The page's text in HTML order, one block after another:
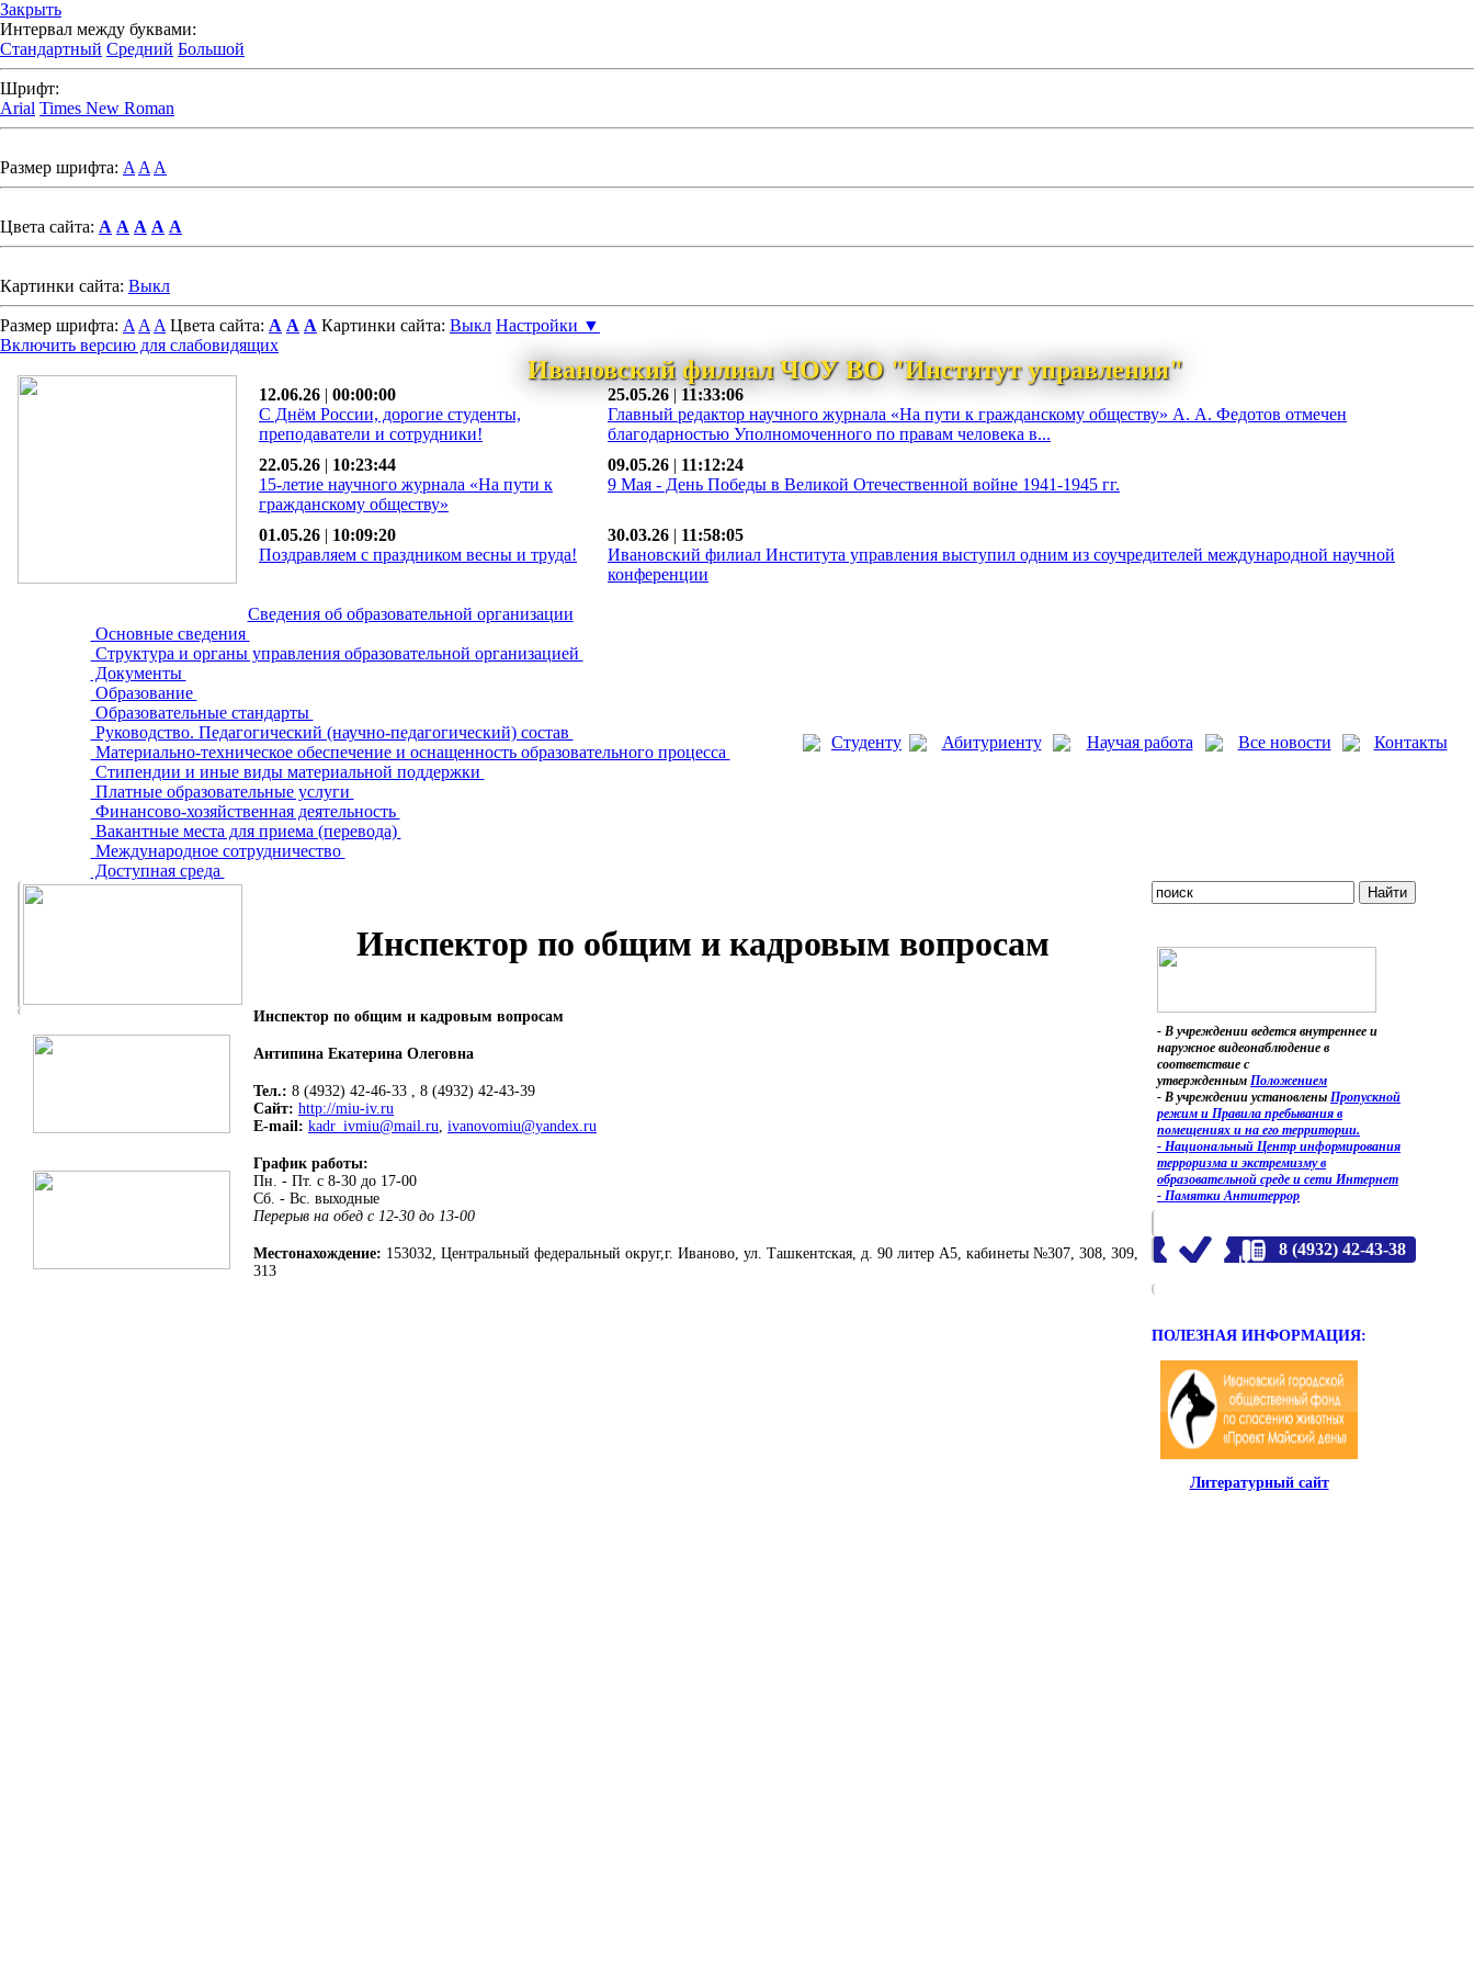
Закрыть
Интервал между буквами:
Стандартный Средний Большой
Шрифт:
Arial Times New Roman
Размер шрифта: A A A
Цвета сайта: A A A A A
Картинки сайта: Выкл
Размер шрифта: A A A Цвета сайта: A A A Картинки сайта: Выкл Настройки ▼
Включить версию для слабовидящих
Ивановский филиал ЧОУ ВО "Институт управления"
12.06.26 | 00:00:00
С Днём России, дорогие студенты,
преподаватели и сотрудники!
25.05.26 | 11:33:06
Главный редактор научного журнала «На пути к гражданскому обществу» А. А. Федотов отмечен
благодарностью Уполномоченного по правам человека в...
22.05.26 | 10:23:44
15-летие научного журнала «На пути к
гражданскому обществу»
09.05.26 | 11:12:24
9 Мая - День Победы в Великой Отечественной войне 1941-1945 гг.
01.05.26 | 10:09:20
Поздравляем с праздником весны и труда!
30.03.26 | 11:58:05
Ивановский филиал Института управления выступил одним из соучредителей международной научной
конференции
Сведения об образовательной организации
Основные сведения
Структура и органы управления образовательной организацией
Документы
Образование
Образовательные стандарты
Руководство. Педагогический (научно-педагогический) состав
Материально-техническое обеспечение и оснащенность образовательного процесса
Стипендии и иные виды материальной поддержки
Платные образовательные услуги
Финансово-хозяйственная деятельность
Вакантные места для приема (перевода)
Международное сотрудничество
Доступная среда
Студенту Абитуриенту Научая работа Все новости Контакты
Инспектор по общим и кадровым вопросам
Инспектор по общим и кадровым вопросам
Антипина Екатерина Олеговна
Тел.: 8 (4932) 42-46-33 , 8 (4932) 42-43-39
Сайт: http://miu-iv.ru
E-mail: kadr_ivmiu@mail.ru ivanovomiu@yandex.ru
График работы:
Пн. - Пт. с 8-30 до 17-00
Сб. - Вс. выходные
Перерыв на обед с 12-30 до 13-00
Местонахождение: 153032, Центральный федеральный округ,г. Иваново, ул. Ташкентская, д. 90 литер А5, кабинеты №307, 308, 309,
313
- В учреждении ведется внутреннее и
наружное видеонаблюдение в
соответствие с
утвержденным Положением
- В учреждении установлены Пропускной
режим и Правила пребывания в
помещениях и на его территории.
- Национальный Центр информирования
терроризма и экстремизму в
образовательной среде и сети Интернет
- Памятки Антитеррор
8 (4932) 42-43-38
ПОЛЕЗНАЯ ИНФОРМАЦИЯ:
Литературный сайт